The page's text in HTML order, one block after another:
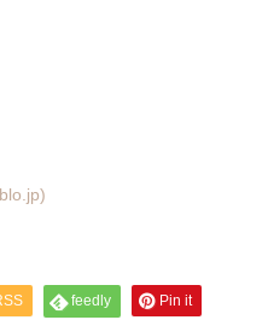
feedly Pin it